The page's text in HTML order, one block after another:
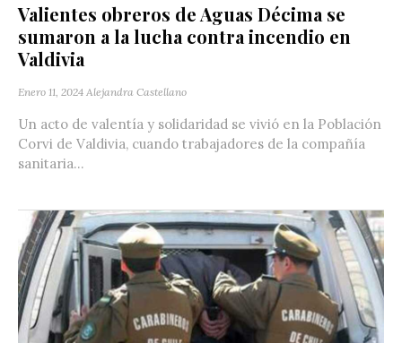
Valientes obreros de Aguas Décima se
sumaron a la lucha contra incendio en
Valdivia
Enero 11, 2024 Alejandra Castellano
Un acto de valentía y solidaridad se vivió en la Población
Corvi de Valdivia, cuando trabajadores de la compañía
sanitaria...